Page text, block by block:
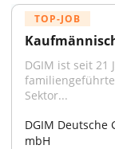
TOP-JOB
DGIM ist seit 21
Sektor...
DGIM
mbH